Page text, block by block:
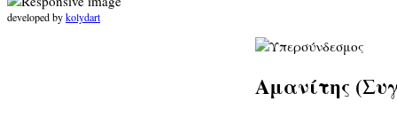
developed bykolydart
Αμανίτης